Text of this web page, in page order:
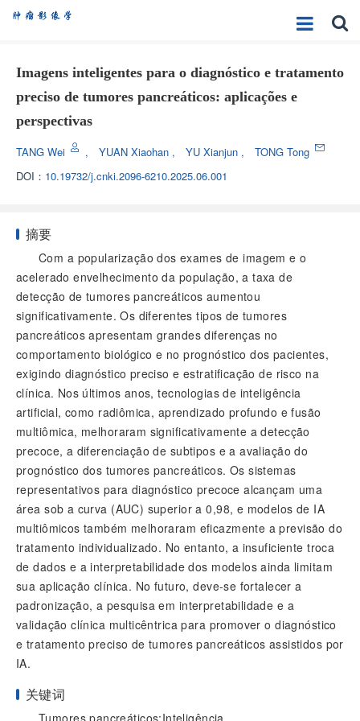
Imagens inteligentes para o diagnóstico e tratamento
preciso de tumores pancreáticos: aplicações e
perspectivas
TANG Wei , YUAN Xiaohan , YU Xianjun ,
TONG Tong
DOI： 10.19732/j.cnki.2096-6210.2025.06.001
摘要
Com a popularização dos exames de imagem e o
acelerado envelhecimento da população, a taxa de
detecção de tumores pancreáticos aumentou
significativamente. Os diferentes tipos de tumores
pancreáticos apresentam grandes diferenças no
comportamento biológico e no prognóstico dos pacientes,
exigindo diagnóstico preciso e estratificação de risco na
clínica. Nos últimos anos, tecnologias de inteligência
artificial, como radiômica, aprendizado profundo e fusão
multiômica, melhoraram significativamente a detecção
precoce, a diferenciação de subtipos e a avaliação do
prognóstico dos tumores pancreáticos. Os sistemas
representativos para diagnóstico precoce alcançam uma
área sob a curva (AUC) superior a 0,98, e modelos de IA
multiômicos também melhoraram eficazmente a previsão do
tratamento individualizado. No entanto, a insuficiente troca
de dados e a interpretabilidade dos modelos ainda limitam
sua aplicação clínica. No futuro, deve-se fortalecer a
padronização, a pesquisa em interpretabilidade e a
validação clínica multicêntrica para promover o diagnóstico
e tratamento preciso de tumores pancreáticos assistidos por
IA.
关键词
Tumores pancreáticos;Inteligência